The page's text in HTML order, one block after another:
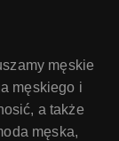
męskie
męskiego i
a także
męska,